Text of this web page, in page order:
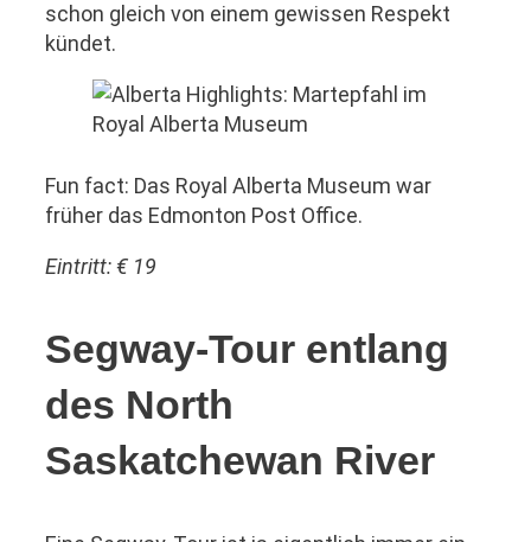
schon gleich von einem gewissen Respekt
kündet.
Fun fact: Das Royal Alberta Museum war
früher das Edmonton Post Office.
Eintritt: € 19
Segway-Tour entlang
des North
Saskatchewan River